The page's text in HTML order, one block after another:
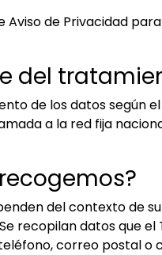
de Privacidad
del
de los datos según
a la red fija
del contexto de
recopilan datos que
correo postal o